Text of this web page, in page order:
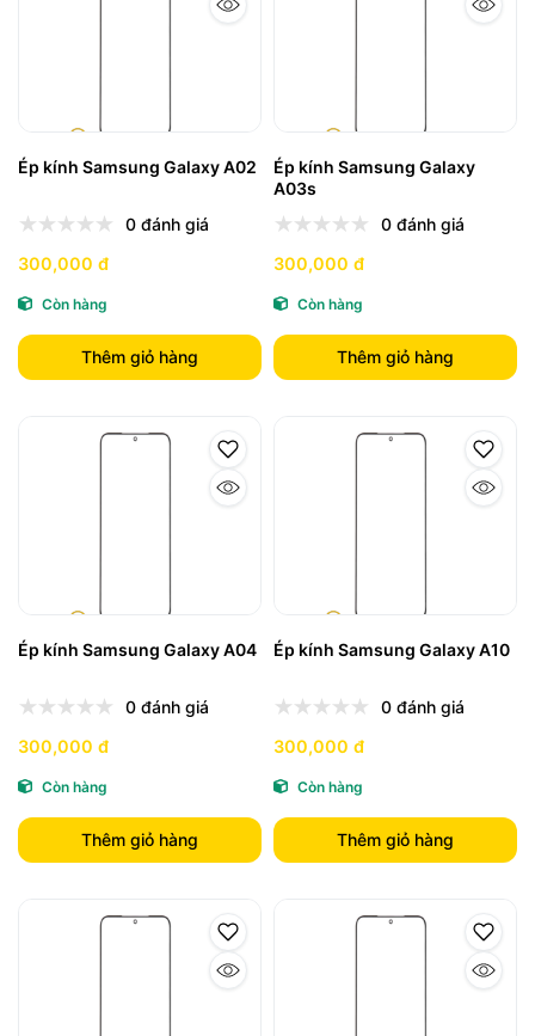
Ép kính Samsung Galaxy A02
0 đánh giá
300,000 đ
Còn hàng
Thêm giỏ hàng
Ép kính Samsung Galaxy
A03s
0 đánh giá
300,000 đ
Còn hàng
Thêm giỏ hàng
Ép kính Samsung Galaxy A04
0 đánh giá
300,000 đ
Còn hàng
Thêm giỏ hàng
Ép kính Samsung Galaxy A10
0 đánh giá
300,000 đ
Còn hàng
Thêm giỏ hàng